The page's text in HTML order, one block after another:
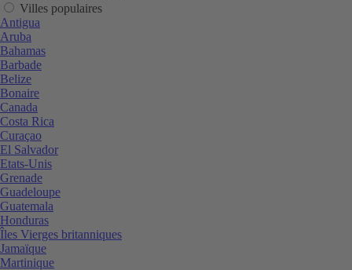
Villes populaires
Antigua
Aruba
Bahamas
Barbade
Belize
Bonaire
Canada
Costa Rica
Curaçao
El Salvador
Etats-Unis
Grenade
Guadeloupe
Guatemala
Honduras
Îles Vierges britanniques
Jamaïque
Martinique